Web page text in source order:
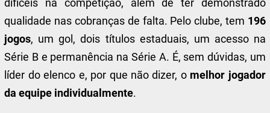
difíceis na competição, além de ter demonstrado
qualidade nas cobranças de falta. Pelo clube, tem 196
jogos, um gol, dois títulos estaduais, um acesso na
Série B e permanência na Série A. É, sem dúvidas, um
líder do elenco e, por que não dizer, omelhor jogador
da equipe individualmente.